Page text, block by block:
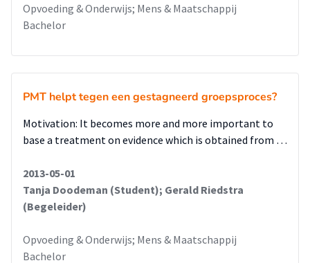
Opvoeding & Onderwijs; Mens & Maatschappij
Bachelor
PMT helpt tegen een gestagneerd groepsproces?
Motivation: It becomes more and more important to
base a treatment on evidence which is obtained from …
2013-05-01
Tanja Doodeman (Student); Gerald Riedstra
(Begeleider)
Opvoeding & Onderwijs; Mens & Maatschappij
Bachelor